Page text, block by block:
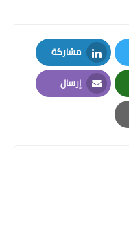
مشاركة
LinkedIn
إرسال
Email